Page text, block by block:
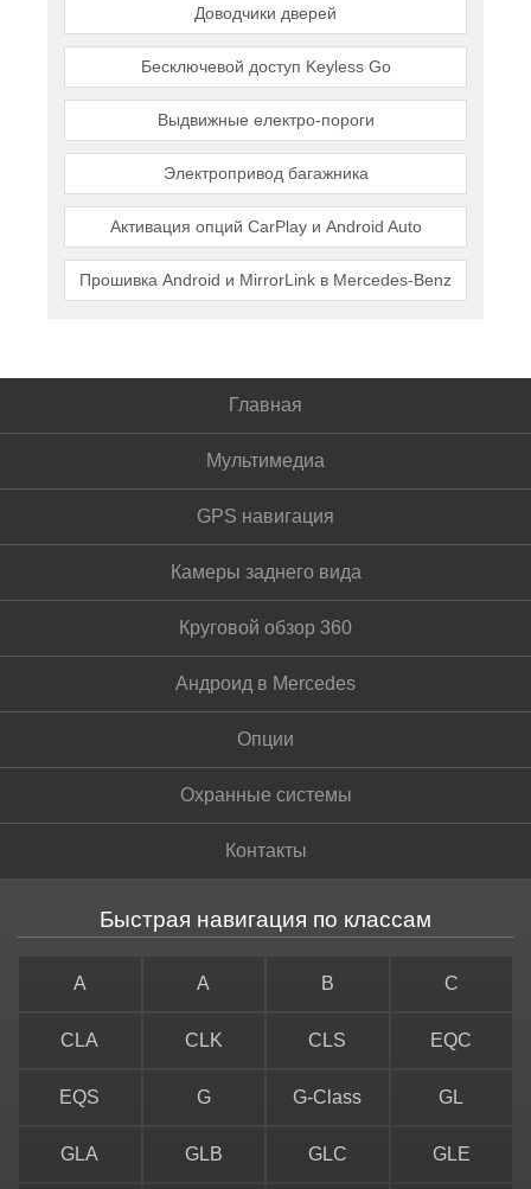
Доводчики дверей
Бесключевой доступ Keyless Go
Выдвижные електро-пороги
Электропривод багажника
Активация опций CarPlay и Android Auto
Прошивка Android и MirrorLink в Mercedes-Benz
Главная
Мультимедиа
GPS навигация
Камеры заднего вида
Круговой обзор 360
Андроид в Mercedes
Опции
Охранные системы
Контакты
Быстрая навигация по классам
A A B C
CLA CLK CLS EQC
EQS G G-Class GL
GLA GLB GLC GLE